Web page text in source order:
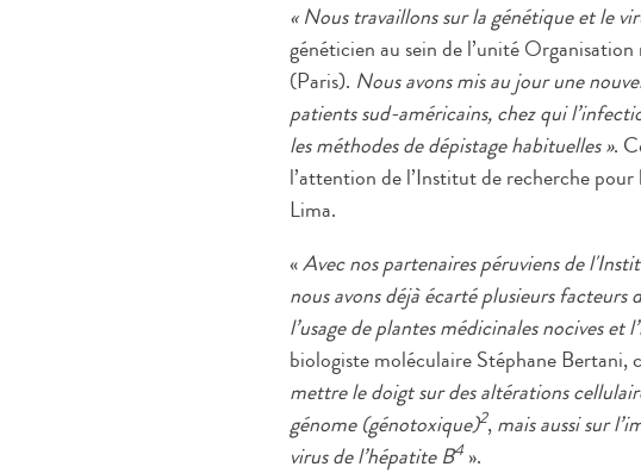
« Nous travaillons sur la génétique et le
généticien au sein de l’unité
(Paris). Nous avons mis au jour une
patients sud-américains, chez qui
les méthodes de dépistage habituelles ».
l’attention de l’Institut de recherche
Lima.
«Avec nos partenaires péruviens de
nous avons déjà écarté plusieurs
l’usage de plantes médicinales nocives
biologiste moléculaire Stéphane Bertani,
mettre le doigt sur des altérations
génome (génotoxique)2,mais aussi sur
virus de l’hépatite B4».